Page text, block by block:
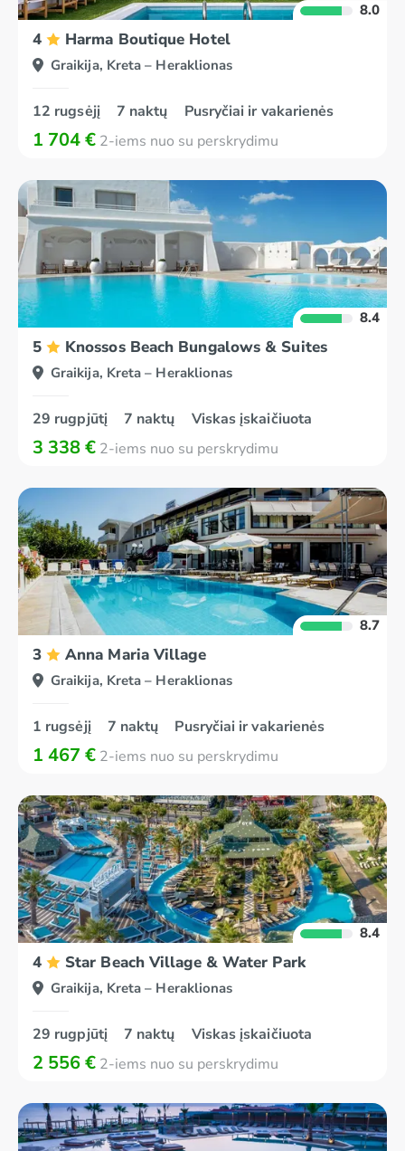
8.0
4 Harma Boutique Hotel
Graikija, Kreta – Heraklionas
12 rugsėjį 7 naktų Pusryčiai ir vakarienės
1 704 € 2-iems nuo su perskrydimu
8.4
5 Knossos Beach Bungalows & Suites
Graikija, Kreta – Heraklionas
29 rugpjūtį 7 naktų Viskas įskaičiuota
3 338 € 2-iems nuo su perskrydimu
8.7
3 Anna Maria Village
Graikija, Kreta – Heraklionas
1 rugsėjį 7 naktų Pusryčiai ir vakarienės
1 467 € 2-iems nuo su perskrydimu
8.4
4 Star Beach Village & Water Park
Graikija, Kreta – Heraklionas
29 rugpjūtį 7 naktų Viskas įskaičiuota
2 556 € 2-iems nuo su perskrydimu